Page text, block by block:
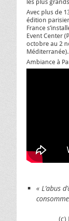
les plus
Avec plus de
édition
France
Event Center
octobre au 2
Méditerranée).
Ambiance à
« L’abus
(c)